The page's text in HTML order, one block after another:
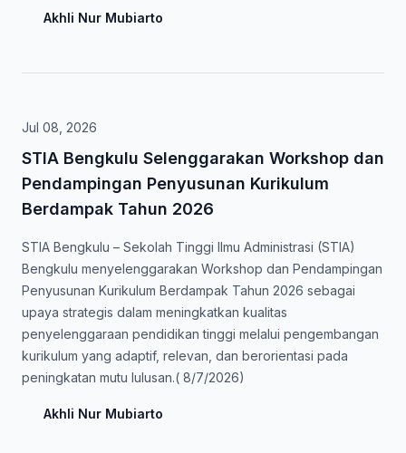
Akhli Nur Mubiarto
Jul 08, 2026
STIA Bengkulu Selenggarakan Workshop dan
Pendampingan Penyusunan Kurikulum
Berdampak Tahun 2026
STIA Bengkulu – Sekolah Tinggi Ilmu Administrasi (STIA)
Bengkulu menyelenggarakan Workshop dan Pendampingan
Penyusunan Kurikulum Berdampak Tahun 2026 sebagai
upaya strategis dalam meningkatkan kualitas
penyelenggaraan pendidikan tinggi melalui pengembangan
kurikulum yang adaptif, relevan, dan berorientasi pada
peningkatan mutu lulusan.( 8/7/2026)
Akhli Nur Mubiarto